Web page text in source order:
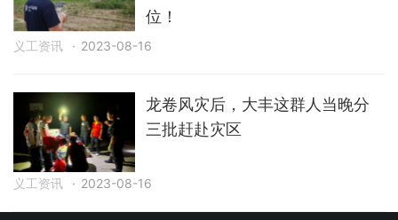
位！
义工资讯 · 2023-08-16
龙卷风灾后，大丰这群人当晚分
三批赶赴灾区
义工资讯 · 2023-08-16